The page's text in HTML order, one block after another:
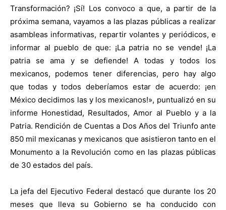
Transformación? ¡Sí! Los convoco a que, a partir de la
próxima semana, vayamos a las plazas públicas a realizar
asambleas informativas, repartir volantes y periódicos, e
informar al pueblo de que: ¡La patria no se vende! ¡La
patria se ama y se defiende! A todas y todos los
mexicanos, podemos tener diferencias, pero hay algo
que todas y todos deberíamos estar de acuerdo: ¡en
México decidimos las y los mexicanos!», puntualizó en su
informe Honestidad, Resultados, Amor al Pueblo y a la
Patria. Rendición de Cuentas a Dos Años del Triunfo ante
850 mil mexicanas y mexicanos que asistieron tanto en el
Monumento a la Revolución como en las plazas públicas
de 30 estados del país.
La jefa del Ejecutivo Federal destacó que durante los 20
meses que lleva su Gobierno se ha conducido con